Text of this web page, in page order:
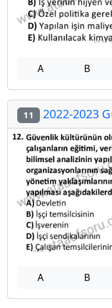
A B
11 2022-2023
A B